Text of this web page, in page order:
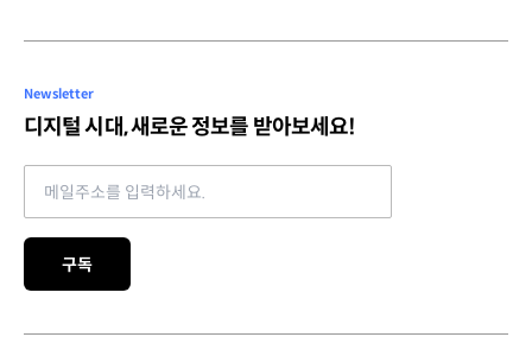
Newsletter
디지털 시대, 새로운 정보를 받아보세요!
구독